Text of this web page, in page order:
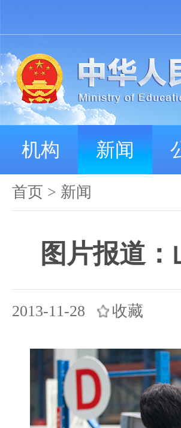
机构 新闻
首页 > 新闻
图片报道
2013-11-28 收藏